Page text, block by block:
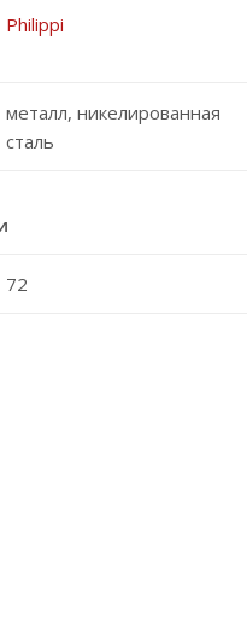
Philippi
металл, никелированная
сталь
72